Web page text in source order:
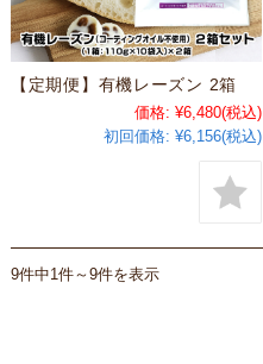
【定期便】有機レーズン 2箱
価格: ¥6,480(税込)
初回価格: ¥6,156(税込)
9件中1件～9件を表示